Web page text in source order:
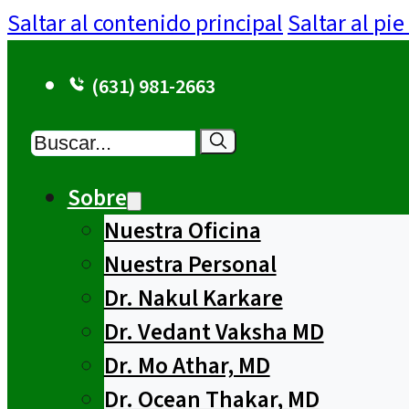
Saltar al contenido principalSaltar al
(631) 981-2663
Buscar
Sobre
Nuestra Oficina
Nuestra Personal
Dr. Nakul Karkare
Dr. Vedant Vaksha MD
Dr. Mo Athar, MD
Dr. Ocean Thakar, MD